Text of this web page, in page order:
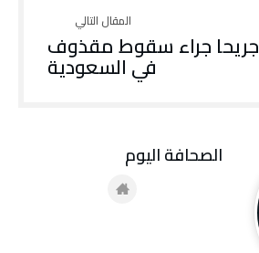
قتيلان و12 جريحا جراء سقوط مقذوف
في السعودية